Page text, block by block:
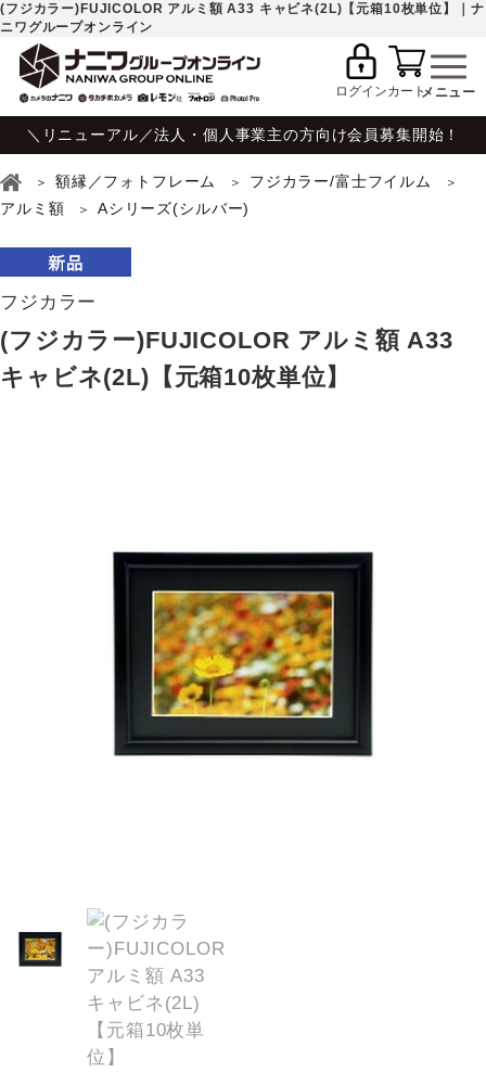
(フジカラー)FUJICOLOR アルミ額 A33 キャビネ(2L)【元箱10枚単位】｜ナ
ニワグループオンライン
ログインカート
＼リニューアル／法人・個人事業主の方向け会員募集開始！
額縁／フォトフレーム
フジカラー/富士フイルム
アルミ額
Aシリーズ(シルバー)
フジカラー
(フジカラー)FUJICOLOR アルミ額 A33
キャビネ(2L)【元箱10枚単位】